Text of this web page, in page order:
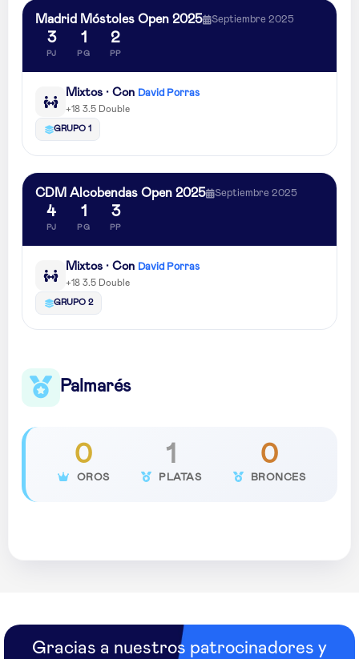
Madrid Móstoles Open 2025 Septiembre 2025
3
PJ
1
PG
2
PP
Mixtos · Con David Porras
+18 3.5 Double
GRUPO 1
CDM Alcobendas Open 2025 Septiembre 2025
4
PJ
1
PG
3
PP
Mixtos · Con David Porras
+18 3.5 Double
GRUPO 2
Palmarés
0
OROS
1
PLATAS
0
BRONCES
Gracias a nuestros patrocinadores y